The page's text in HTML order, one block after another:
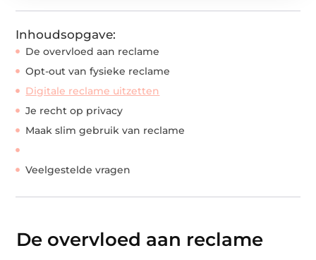
Inhoudsopgave:
De overvloed aan reclame
Opt-out van fysieke reclame
Digitale reclame uitzetten
Je recht op privacy
Maak slim gebruik van reclame
Veelgestelde vragen
De overvloed aan reclame